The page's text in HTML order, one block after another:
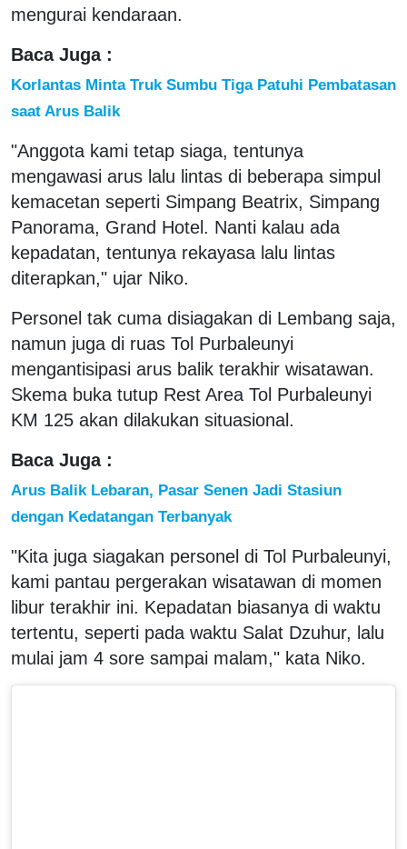
mengurai kendaraan.
Baca Juga :
Korlantas Minta Truk Sumbu Tiga Patuhi Pembatasan
saat Arus Balik
"Anggota kami tetap siaga, tentunya
mengawasi arus lalu lintas di beberapa simpul
kemacetan seperti Simpang Beatrix, Simpang
Panorama, Grand Hotel. Nanti kalau ada
kepadatan, tentunya rekayasa lalu lintas
diterapkan," ujar Niko.
Personel tak cuma disiagakan di Lembang saja,
namun juga di ruas Tol Purbaleunyi
mengantisipasi arus balik terakhir wisatawan.
Skema buka tutup Rest Area Tol Purbaleunyi
KM 125 akan dilakukan situasional.
Baca Juga :
Arus Balik Lebaran, Pasar Senen Jadi Stasiun
dengan Kedatangan Terbanyak
"Kita juga siagakan personel di Tol Purbaleunyi,
kami pantau pergerakan wisatawan di momen
libur terakhir ini. Kepadatan biasanya di waktu
tertentu, seperti pada waktu Salat Dzuhur, lalu
mulai jam 4 sore sampai malam," kata Niko.